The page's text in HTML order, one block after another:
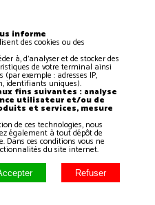
informe
des cookies ou des
à, d'analyser et de stocker des
de votre terminal ainsi
exemple : adresses IP,
identifiants uniques).
fins suivantes : analyse
utilisateur et/ou de
et services, mesure
de ces technologies, nous
également à tout dépôt de
ces conditions vous ne
du site internet.